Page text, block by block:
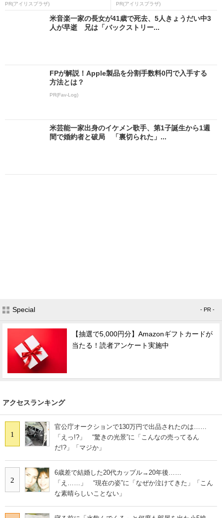
PR(アイリスプラザ) PR(アイリスプラザ)
米音楽一家の長女が41歳で死去、5人きょうだい中3
人が早逝 兄は「バックストリー...
FPが解説！Apple製品を分割手数料0円で入手する
方法とは？
PR(Fav-Log)
米芸能一家出身のイケメン歌手、第1子誕生から1週
間で婚約者と破局 「裏切られた」...
Special - PR -
【抽選で5,000円分】Amazonギフトカードが
当たる！読者アンケート実施中
アクセスランキング
1
官公庁オークションで130万円で出品されたのは……
「えっ!?」 “驚きの光景”に「こんなの売ってるん
だ!?」「マジか」
2
6歳差で結婚した20代カップル→20年後……
「え……」 “現在の姿”に「なぜか泣けてきた」「こん
な素晴らしいことない」